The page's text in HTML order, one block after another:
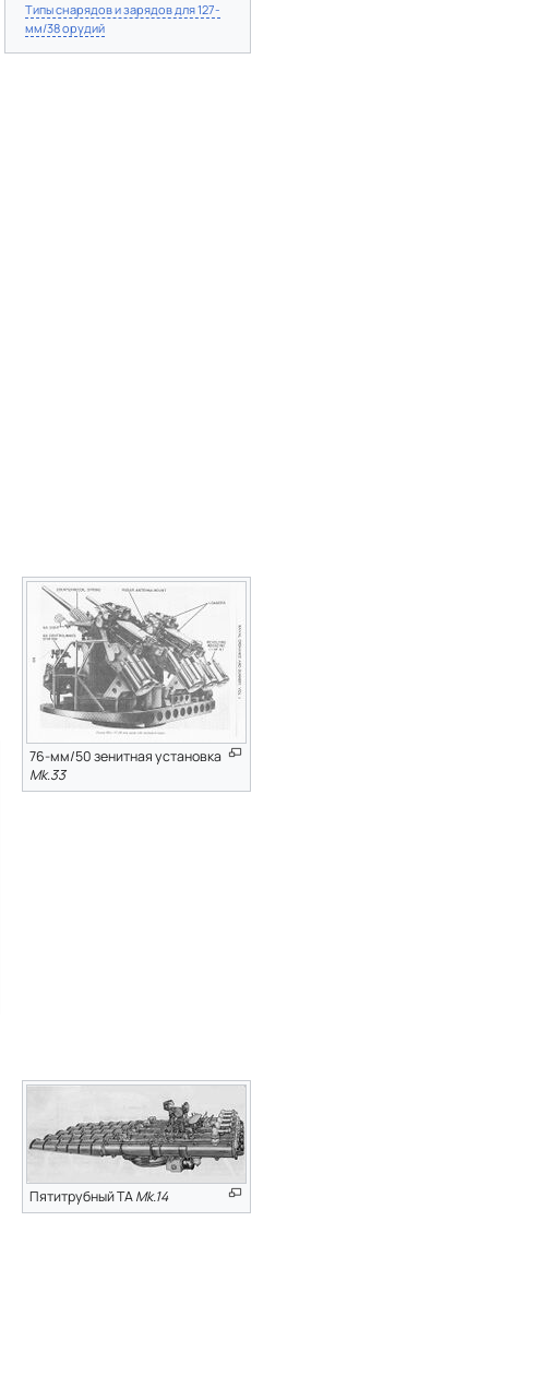
Типы снарядов и зарядов для 127-
мм/38 орудий
76-мм/50 зенитная установка
Mk.33
Пятитрубный ТАMk.14